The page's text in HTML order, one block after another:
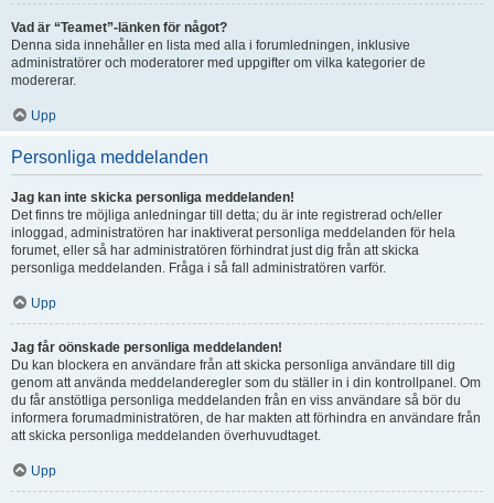
Vad är “Teamet”-länken för något?
Denna sida innehåller en lista med alla i forumledningen, inklusive
administratörer och moderatorer med uppgifter om vilka kategorier de
modererar.
Upp
Personliga meddelanden
Jag kan inte skicka personliga meddelanden!
Det finns tre möjliga anledningar till detta; du är inte registrerad och/eller
inloggad, administratören har inaktiverat personliga meddelanden för hela
forumet, eller så har administratören förhindrat just dig från att skicka
personliga meddelanden. Fråga i så fall administratören varför.
Upp
Jag får oönskade personliga meddelanden!
Du kan blockera en användare från att skicka personliga användare till dig
genom att använda meddelanderegler som du ställer in i din kontrollpanel. Om
du får anstötliga personliga meddelanden från en viss användare så bör du
informera forumadministratören, de har makten att förhindra en användare från
att skicka personliga meddelanden överhuvudtaget.
Upp